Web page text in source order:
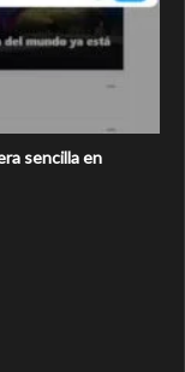
sencilla en